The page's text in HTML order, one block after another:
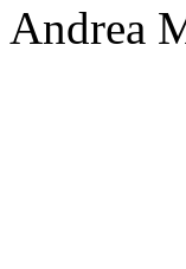
Andrea